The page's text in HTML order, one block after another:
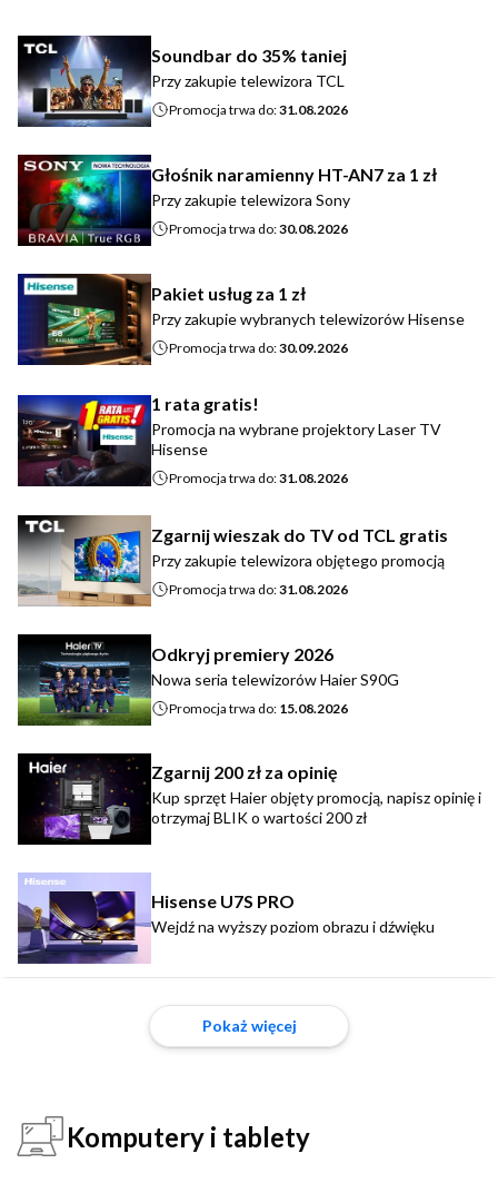
Soundbar do 35% taniej
Przy zakupie telewizora TCL
Promocja trwa do:31.08.2026
Głośnik naramienny HT-AN7 za 1 zł
Przy zakupie telewizora Sony
Promocja trwa do:30.08.2026
Pakiet usług za 1 zł
Przy zakupie wybranych telewizorów Hisense
Promocja trwa do:30.09.2026
1 rata gratis!
Promocja na wybrane projektory Laser TV
Hisense
Promocja trwa do:31.08.2026
Zgarnij wieszak do TV od TCL gratis
Przy zakupie telewizora objętego promocją
Promocja trwa do:31.08.2026
Odkryj premiery 2026
Nowa seria telewizorów Haier S90G
Promocja trwa do: 15.08.2026
Zgarnij 200 zł za opinię
Kup sprzęt Haier objęty promocją, napisz opinię i
otrzymaj BLIK o wartości 200 zł
Hisense U7S PRO
Wejdź na wyższy poziom obrazu i dźwięku
Pokaż więcej
Komputery i tablety